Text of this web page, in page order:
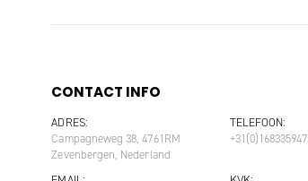
CONTACT INFO
ADRES:
Campagneweg 38, 4761RM
Zevenbergen, Nederland
TELEFOON:
+31(0)168335947